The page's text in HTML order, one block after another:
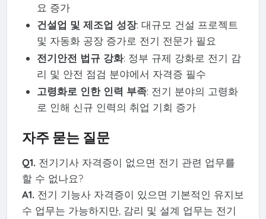
요 증가
건설업 및 제조업 성장: 대규모 건설 프로젝트
및 자동화 공장 증가로 전기 전문가 필요
전기안전 법규 강화: 정부 규제 강화로 전기 감
리 및 안전 점검 분야에서 자격증 필수
고령화로 인한 인력 부족: 전기 분야의 고령화
로 인해 신규 인력의 취업 기회 증가
자주 묻는 질문
Q1.전기기사 자격증이 없으면 전기 관련 업무를
할 수 없나요?
A1.전기 기능사 자격증이 있으면 기본적인 유지보
수 업무는 가능하지만, 감리 및 설계 업무는 전기